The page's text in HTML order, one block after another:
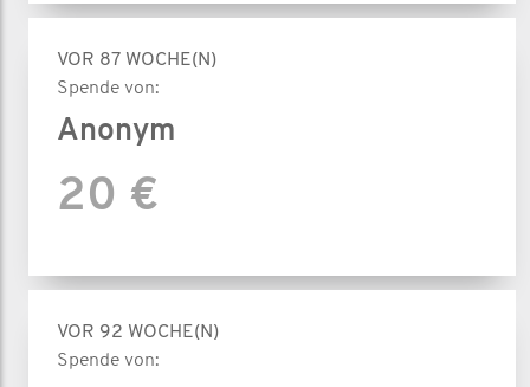
VOR 87 WOCHE(N)
Spende von:
Anonym
20 €
VOR 92 WOCHE(N)
Spende von: